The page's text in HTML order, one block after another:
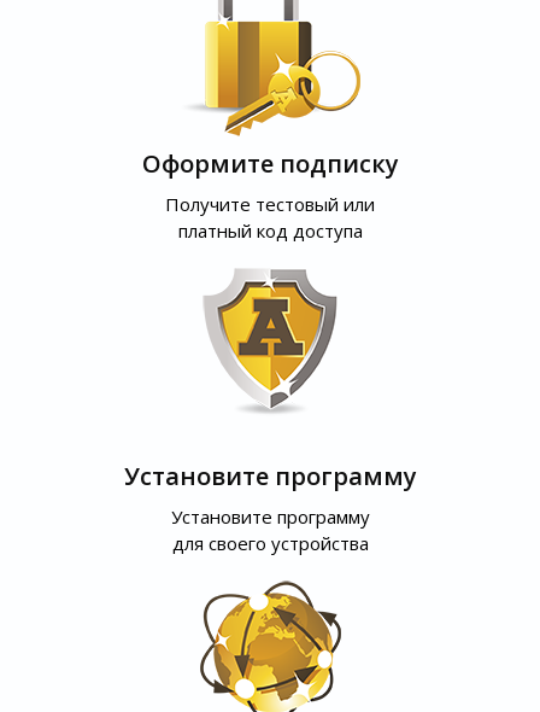
Оформите подписку
Получите тестовый или
платный код доступа
Установите программу
Установите программу
для своего устройства